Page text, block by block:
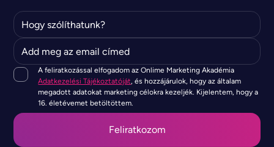
A feliratkozással elfogadom az Onlime Marketing Akadémia
Adatkezelési Tájékoztatóját, és hozzájárulok, hogy az általam
megadott adatokat marketing célokra kezeljék. Kijelentem, hogy a
16. életévemet betöltöttem.